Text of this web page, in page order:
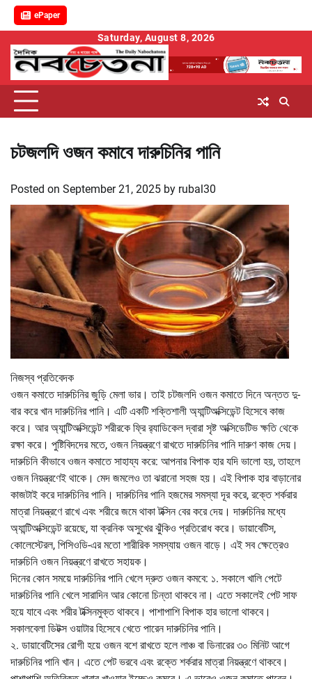
ePaper
content
Saturday, August 8, 2026
চটজলদি ওজন কমাবে দারুচিনির পানি
Posted on September 21, 2025 by rubal30
নিজস্ব প্রতিবেদক
ওজন কমাতে দারুচিনির জুড়ি মেলা ভার। তাই চটজলদি ওজন কমাতে দিনে অন্তত দু-
বার করে খান দারুচিনির পানি। এটি একটি শক্তিশালী অ্যান্টিঅক্সিডেন্ট হিসেবে কাজ
করে। আর অ্যান্টিঅক্সিডেন্ট শরীরকে ফ্রি র‌্যাডিকেল দ্বারা সৃষ্ট অক্সিডেটিভ ক্ষতি থেকে
রক্ষা করে। পুষ্টিবিদদের মতে, ওজন নিয়ন্ত্রণে রাখতে দারুচিনির পানি দারুণ কাজ দেয়।
দারুচিনি কীভাবে ওজন কমাতে সাহায্য করে: আপনার বিপাক হার যদি ভালো হয়, তাহলে
ওজন নিয়ন্ত্রণেই থাকে। মেদ জমলেও তা ঝরানো সহজ হয়। এই বিপাক হার বাড়ানোর
কাজটাই করে দারুচিনির পানি। দারুচিনির পানি হজমের সমস্যা দূর করে, রক্তে শর্করার
মাত্রা নিয়ন্ত্রণে রাখে এবং শরীরে জমে থাকা টক্সিন বের করে দেয়। দারুচিনির মধ্যে
অ্যান্টিঅক্সিডেন্ট রয়েছে, যা ক্রনিক অসুখের ঝুঁকিও প্রতিরোধ করে। ডায়াবেটিস,
কোলেস্টেরল, পিসিওডি-এর মতো শারীরিক সমস্যায় ওজন বাড়ে। এই সব ক্ষেত্রেও
দারুচিনি ওজন নিয়ন্ত্রণে রাখতে সহায়ক।
দিনের কোন সময়ে দারুচিনির পানি খেলে দ্রুত ওজন কমবে: ১. সকালে খালি পেটে
দারুচিনির পানি খেলে সারাদিন আর কোনো চিন্তা থাকবে না। এতে সকালেই পেট সাফ
হয়ে যাবে এবং শরীর টক্সিনমুক্ত থাকবে। পাশাপাশি বিপাক হার ভালো থাকবে।
সকালবেলা ডিটক্স ওয়াটার হিসেবে খেতে পারেন দারুচিনির পানি।
২. ডায়াবেটিসের রোগী হয়ে ওজন বশে রাখতে হলে লাঞ্চ বা ডিনারের ৩০ মিনিট আগে
দারুচিনির পানি খান। এতে পেট ভরবে এবং রক্তে শর্করার মাত্রা নিয়ন্ত্রণে থাকবে।